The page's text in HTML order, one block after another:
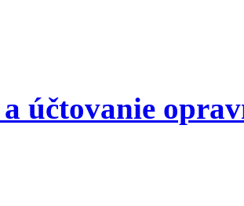
účtovanie